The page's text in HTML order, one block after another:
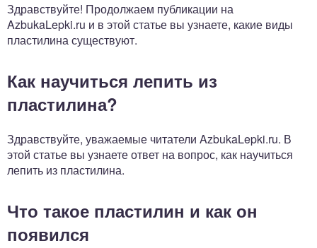
Здравствуйте! Продолжаем публикации на
AzbukaLepki.ru и в этой статье вы узнаете, какие виды
пластилина существуют.
Как научиться лепить из
пластилина?
Здравствуйте, уважаемые читатели AzbukaLepki.ru. В
этой статье вы узнаете ответ на вопрос, как научиться
лепить из пластилина.
Что такое пластилин и как он
появился